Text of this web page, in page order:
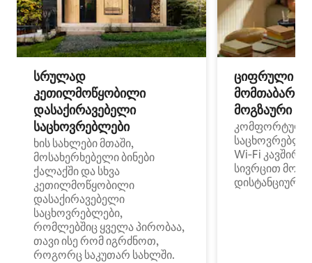
სრულად
კეთილმოწყობილი
დასაქირავებელი
საცხოვრებლები
ხის სახლები მთაში,
მოსახერხებელი ბინები
ქალაქში და სხვა
კეთილმოწყობილი
დასაქირავებელი
საცხოვრებლები,
რომლებშიც ყველა პირობაა,
თავი ისე რომ იგრძნოთ,
როგორც საკუთარ სახლში.
ციფრული
მოგზაური
კომფორტული
Wi‑Fi
სივრცით
დისტანციური